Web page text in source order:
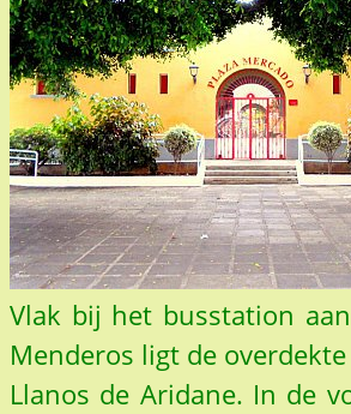
Vlak bij het busstation
Menderos ligt de
Llanos de Aridane. In de